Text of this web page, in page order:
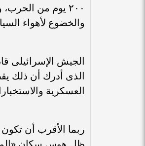
٢٠٠ يوم من
والخضوع لأهواء
الذى أدرك أن ذلك
العسكرية والاستخباراتية
ربما الأقرب أن